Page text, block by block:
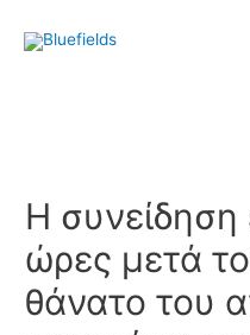
Η συνείδηση
ώρες μετά
θάνατο του